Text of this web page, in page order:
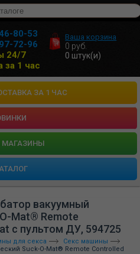
80-53
72-96
24/7
за 1 час
Ваша корзина
0 руб.
0 штук(и)
ЗА 1 ЧАС
МАГАЗИНЫ
вакуумный
Mat® Remote
с пультом ДУ, 594725
для секса
Секс машины
Suck-O-Mat® Remote Controlled